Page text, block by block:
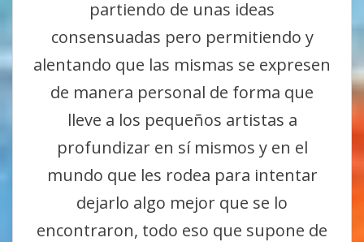
partiendo de unas ideas
consensuadas pero permitiendo y
alentando que las mismas se expresen
de manera personal de forma que
lleve a los pequeños artistas a
profundizar en sí mismos y en el
mundo que les rodea para intentar
dejarlo algo mejor que se lo
encontraron, todo eso que supone de